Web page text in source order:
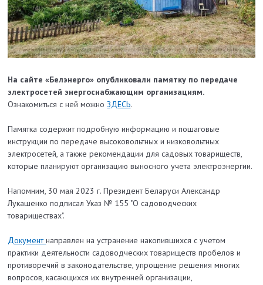
На сайте «Белэнерго» опубликовали памятку по передаче
электросетей энергоснабжающим организациям.
Ознакомиться с ней можноЗДЕСЬ.
Памятка содержит подробную информацию и пошаговые
инструкции по передаче высоковольтных и низковольтных
электросетей, а также рекомендации для садовых товариществ,
которые планируют организацию выносного учета электроэнергии.
Напомним, 30 мая 2023 г. Президент Беларуси Александр
Лукашенко подписал Указ № 155 "О садоводческих
товариществах".
Документнаправлен на устранение накопившихся с учетом
практики деятельности садоводческих товариществ пробелов и
противоречий в законодательстве, упрощение решения многих
вопросов, касающихся их внутренней организации,